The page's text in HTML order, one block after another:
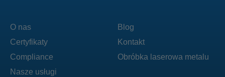
O nas
Certyfikaty
Compliance
Nasze usługi
Blog
Kontakt
Obróbka laserowa metalu